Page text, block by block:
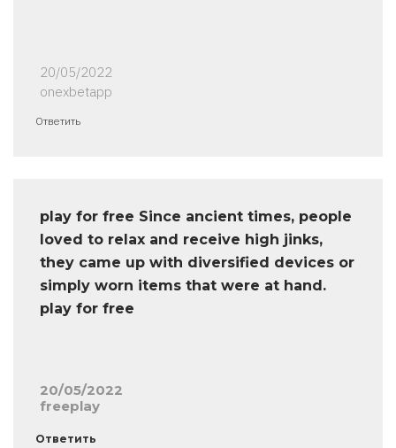
20/05/2022
onexbetapp
Ответить
play for free Since ancient times, people
loved to relax and receive high jinks,
they came up with diversified devices or
simply worn items that were at hand.
play for free
20/05/2022
freeplay
Ответить